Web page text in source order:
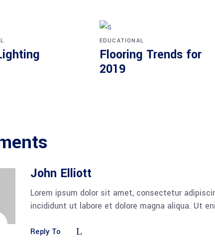
EDUCATIONAL
Flooring Trends for
2019
John Elliott
Lorem ipsum dolor sit amet, consectetur
incididunt ut labore et dolore magna aliqua. Ut
Reply To